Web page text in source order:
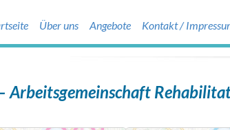
Über uns Angebote Kontakt /
Arbeitsgemeinschaft